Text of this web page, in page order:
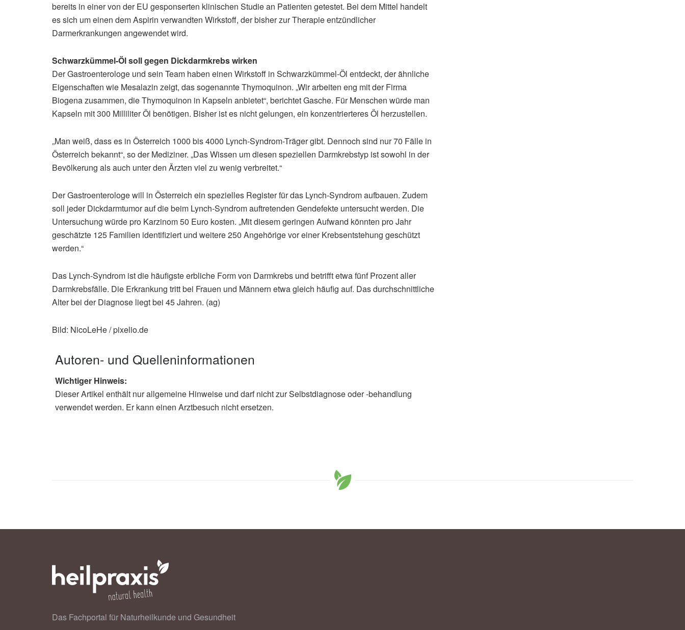
bereits in einer von der EU gesponserten klinischen Studie an Patienten getestet. Bei dem Mittel handelt
es sich um einen dem Aspirin verwandten Wirkstoff, der bisher zur Therapie entzündlicher
Darmerkrankungen angewendet wird.
Schwarzkümmel-Öl soll gegen Dickdarmkrebs wirken
Der Gastroenterologe und sein Team haben einen Wirkstoff in Schwarzkümmel-Öl entdeckt, der ähnliche
Eigenschaften wie Mesalazin zeigt, das sogenannte Thymoquinon. „Wir arbeiten eng mit der Firma
Biogena zusammen, die Thymoquinon in Kapseln anbietet“, berichtet Gasche. Für Menschen würde man
Kapseln mit 300 Milliliter Öl benötigen. Bisher ist es nicht gelungen, ein konzentrierteres Öl herzustellen.
„Man weiß, dass es in Österreich 1000 bis 4000 Lynch-Syndrom-Träger gibt. Dennoch sind nur 70 Fälle in
Österreich bekannt“, so der Mediziner. „Das Wissen um diesen speziellen Darmkrebstyp ist sowohl in der
Bevölkerung als auch unter den Ärzten viel zu wenig verbreitet.“
Der Gastroenterologe will in Österreich ein spezielles Register für das Lynch-Syndrom aufbauen. Zudem
soll jeder Dickdarmtumor auf die beim Lynch-Syndrom auftretenden Gendefekte untersucht werden. Die
Untersuchung würde pro Karzinom 50 Euro kosten. „Mit diesem geringen Aufwand könnten pro Jahr
geschätzte 125 Familien identifiziert und weitere 250 Angehörige vor einer Krebsentstehung geschützt
werden.“
Das Lynch-Syndrom ist die häufigste erbliche Form von Darmkrebs und betrifft etwa fünf Prozent aller
Darmkrebsfälle. Die Erkrankung tritt bei Frauen und Männern etwa gleich häufig auf. Das durchschnittliche
Alter bei der Diagnose liegt bei 45 Jahren. (ag)
Bild: NicoLeHe / pixelio.de
Autoren- und Quelleninformationen
Wichtiger Hinweis:
Dieser Artikel enthält nur allgemeine Hinweise und darf nicht zur Selbstdiagnose oder -behandlung
verwendet werden. Er kann einen Arztbesuch nicht ersetzen.
Das Fachportal für Naturheilkunde und Gesundheit